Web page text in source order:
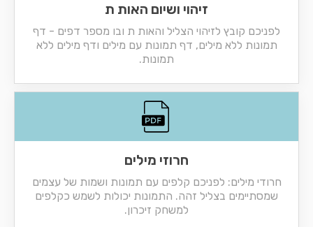
זיהוי ושיום האות ת
לפניכם קובץ לזיהוי הצליל והאות ת ובו מספר דפים - דף
תמונות ללא מילים, דף תמונות עם מילים ודף מילים ללא
תמונות.
חרוזי מילים
חרודי מילים: לפניכם קלפים עם תמונות ושמות של עצמים
שמסתיימים בצליל זהה. התמונות יכולות לשמש כקלפים
למשחק זיכרון.